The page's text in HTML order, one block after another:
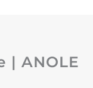
| ANOLE